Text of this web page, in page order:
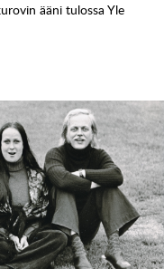
ääni tulossa Yle